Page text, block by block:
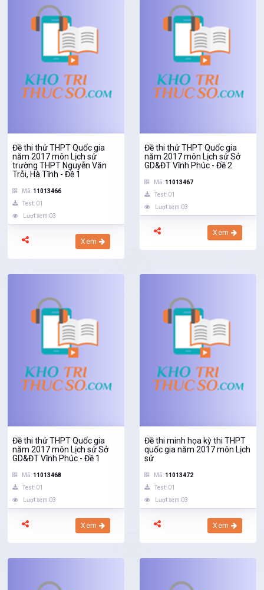
Đề thi thử THPT Quốc gia
năm 2017 môn Lịch sử
trường THPT Nguyễn Văn
Trỗi, Hà Tĩnh - Đề 1
Mã: 11013466
Test: 01
Lượt xem:03
Xem
Đề thi thử THPT Quốc gia
năm 2017 môn Lịch sử Sở
GD&ĐT Vĩnh Phúc - Đề 2
Mã: 11013467
Test: 01
Lượt xem:03
Xem
Đề thi thử THPT Quốc gia
năm 2017 môn Lịch sử Sở
GD&ĐT Vĩnh Phúc - Đề 1
Mã: 11013468
Test: 01
Lượt xem:03
Xem
Đề thi minh họa kỳ thi THPT
quốc gia năm 2017 môn Lịch
sử
Mã: 11013472
Test: 01
Lượt xem:03
Xem